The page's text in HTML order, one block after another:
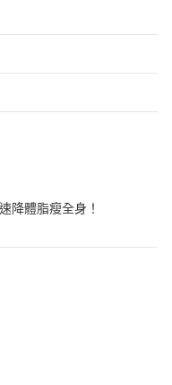
降體脂瘦全身！